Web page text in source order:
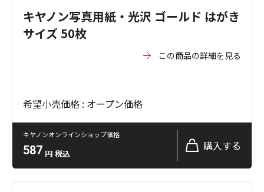
キヤノン写真用紙・光沢 ゴールド はがき
サイズ 50枚
この商品の詳細を見る
希望小売価格 : オープン価格
キヤノンオンラインショップ価格
587 円 税込
購入する